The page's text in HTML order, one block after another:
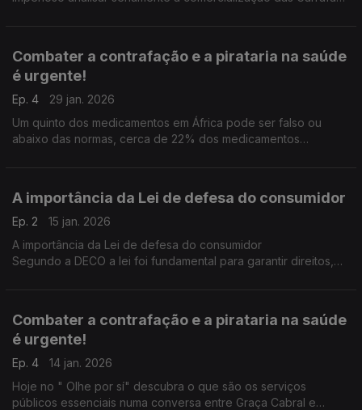
Combater a contrafação e a pirataria na saúde
é urgente!
Ep. 4
29 jan. 2026
Um quinto dos medicamentos em África pode ser falso ou
abaixo das normas, cerca de 22% dos medicamentos
A importância da Lei de defesa do consumidor
Ep. 2
15 jan. 2026
A importância da Lei de defesa do consumidor
Segundo a DECO a lei foi fundamental para garantir direitos,
Combater a contrafação e a pirataria na saúde
é urgente!
Ep. 4
14 jan. 2026
Hoje no " Olhe por sí" descubra o que são os serviços
públicos essenciais numa conversa entre Graça Cabral e